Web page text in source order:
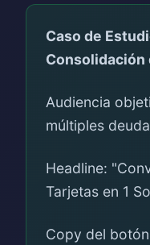
Caso de
Consolidación
Audiencia
múltiples
Headline:
Tarjetas en 1
Copy del